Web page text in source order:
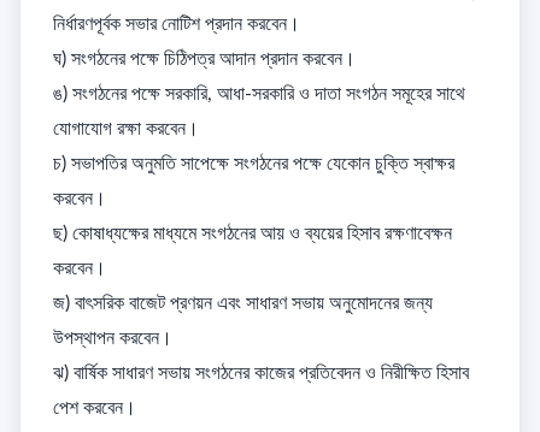
নির্ধারণপূর্বক সভার নোটিশ প্রদান করবেন।
ঘ) সংগঠনের পক্ষে চিঠিপত্র আদান প্রদান করবেন।
ঙ) সংগঠনের পক্ষে সরকারি, আধা-সরকারি ও দাতা সংগঠন সমূহের সাথে
যোগাযোগ রক্ষা করবেন।
চ) সভাপতির অনুমতি সাপেক্ষে সংগঠনের পক্ষে যেকোন চুক্তি স্বাক্ষর
করবেন।
ছ) কোষাধ্যক্ষের মাধ্যমে সংগঠনের আয় ও ব্যয়ের হিসাব রক্ষণাবেক্ষন
করবেন।
জ) বাৎসরিক বাজেট প্রণয়ন এবং সাধারণ সভায় অনুমোদনের জন্য
উপস্থাপন করবেন।
ঝ) বার্ষিক সাধারণ সভায় সংগঠনের কাজের প্রতিবেদন ও নিরীক্ষিত হিসাব
পেশ করবেন।